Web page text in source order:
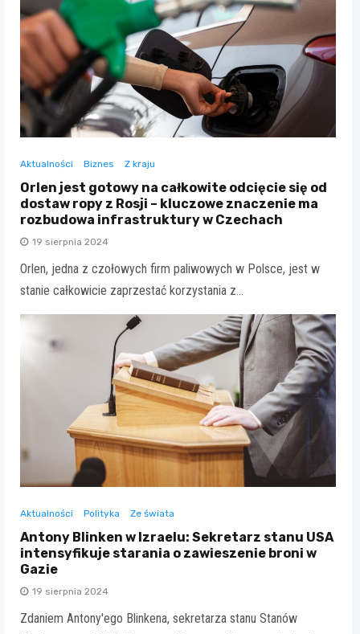
Aktualności Biznes Z kraju
Orlen jest gotowy na całkowite odcięcie się od
dostaw ropy z Rosji – kluczowe znaczenie ma
rozbudowa infrastruktury w Czechach
19 sierpnia 2024
Orlen, jedna z czołowych firm paliwowych w Polsce, jest w
stanie całkowicie zaprzestać korzystania z…
Aktualności Polityka Ze świata
Antony Blinken w Izraelu: Sekretarz stanu USA
intensyfikuje starania o zawieszenie broni w
Gazie
19 sierpnia 2024
Zdaniem Antony'ego Blinkena, sekretarza stanu Stanów